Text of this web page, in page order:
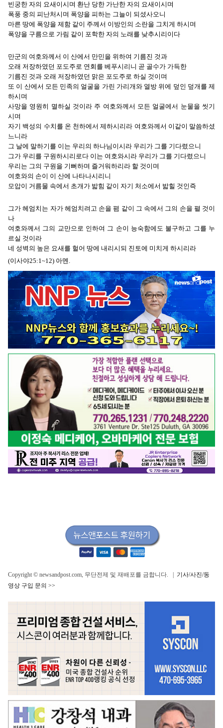
빈궁한 자의 요새이시며 환난 당한 가난한 자의 요새이시며
폭풍 중의 피난처시며 폭양을 피하는 그늘이 되셨사오니
마른 땅에 폭양을 제함 같이 주께서 이방인의 소란을 그치게 하시며
폭양을 구름으로 가림 같이 포학한 자의 노래를 낮추시리이다
만군의 여호와께서 이 산에서 만민을 위하여 기름진 것과
오래 저장하였던 포도주로 연회를 베푸시리니 곧 골수가 가득한
기름진 것과 오래 저장하였던 맑은 포도주로 하실 것이며
또 이 산에서 모든 민족의 얼굴을 가린 가리개와 열방 위에 덮인 덮개를 제
하시며
사망을 영원히 멸하실 것이라 주 여호와께서 모든 얼굴에서 눈물을 씻기
시며
자기 백성의 수치를 온 천하에서 제하시리라 여호와께서 이같이 말씀하셨
느니라
그 날에 말하기를 이는 우리의 하나님이시라 우리가 그를 기다렸으니
그가 우리를 구원하시리로다 이는 여호와시라 우리가 그를 기다렸으니
우리는 그의 구원을 기뻐하며 즐거워하리라 할 것이며
여호와의 손이 이 산에 나타나시리니
모압이 거름물 속에서 초개가 밟힘 같이 자기 처소에서 밟힐 것인즉
그가 헤엄치는 자가 헤엄치려고 손을 폄 같이 그 속에서 그의 손을 펼 것이
나
여호와께서 그의 교만으로 인하여 그 손이 능숙함에도 불구하고 그를 누
르실 것이라
네 성벽의 높은 요새를 헐어 땅에 내리시되 진토에 미치게 하시리라
(이사야25:1~12) 아멘.
Copyright © newsandpost.com, 무단전제 및 재배포를 금합니다. | 기사/사진/동
영상 구입 문의 >>